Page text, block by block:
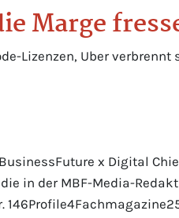
Marge
Lizenzen, Uber
x Digital
in der MBF-Media-